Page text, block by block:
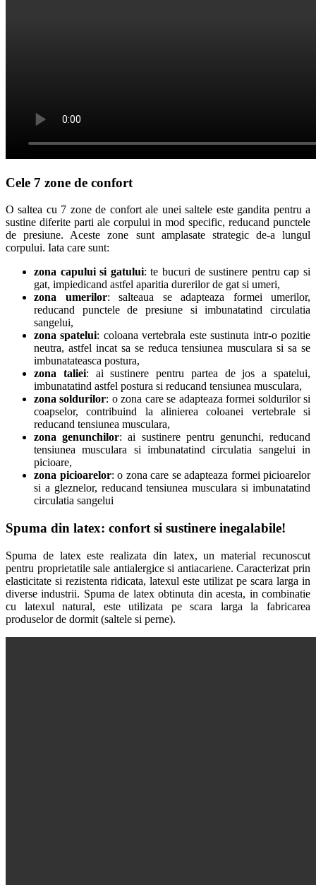
Cele 7 zone de confort
O saltea cu 7 zone de confort ale unei saltele este gandita pentru a
sustine diferite parti ale corpului in mod specific, reducand punctele
de presiune. Aceste zone sunt amplasate strategic de-a lungul
corpului. Iata care sunt:
zona capului si gatului: te bucuri de sustinere pentru cap si
gat, impiedicand astfel aparitia durerilor de gat si umeri,
zona umerilor: salteaua se adapteaza formei umerilor,
reducand punctele de presiune si imbunatatind circulatia
sangelui,
zona spatelui: coloana vertebrala este sustinuta intr-o pozitie
neutra, astfel incat sa se reduca tensiunea musculara si sa se
imbunatateasca postura,
zona taliei: ai sustinere pentru partea de jos a spatelui,
imbunatatind astfel postura si reducand tensiunea musculara,
zona soldurilor: o zona care se adapteaza formei soldurilor si
coapselor, contribuind la alinierea coloanei vertebrale si
reducand tensiunea musculara,
zona genunchilor: ai sustinere pentru genunchi, reducand
tensiunea musculara si imbunatatind circulatia sangelui in
picioare,
zona picioarelor: o zona care se adapteaza formei picioarelor
si a gleznelor, reducand tensiunea musculara si imbunatatind
circulatia sangelui
Spuma din latex: confort si sustinere inegalabile!
Spuma de latex este realizata din latex, un material recunoscut
pentru proprietatile sale antialergice si antiacariene. Caracterizat prin
elasticitate si rezistenta ridicata, latexul este utilizat pe scara larga in
diverse industrii. Spuma de latex obtinuta din acesta, in combinatie
cu latexul natural, este utilizata pe scara larga la fabricarea
produselor de dormit (saltele si perne).